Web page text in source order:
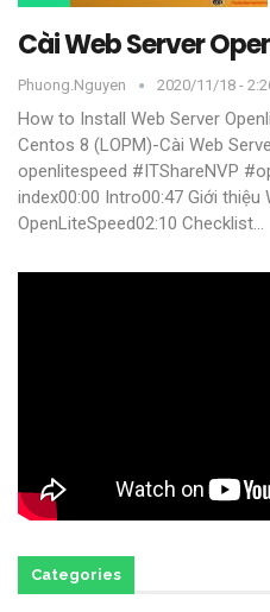
Cài Web Server
Phuong.nguyen 2020/11/18 -
How to Install Web Server
Centos 8 (LOPM)-Cài Web
openlitespeed #ITShareNVP
index00:00 Intro00:47 Giới thiệu
OpenLiteSpeed02:10 Checklist…
Categories